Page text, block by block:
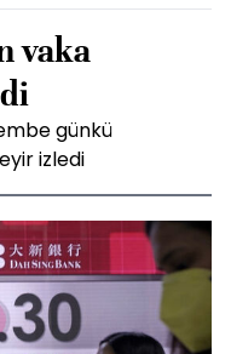
vaka
günkü
izledi